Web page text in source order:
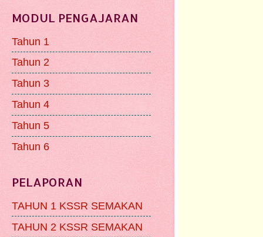
MODUL PENGAJARAN
Tahun 1
Tahun 2
Tahun 3
Tahun 4
Tahun 5
Tahun 6
PELAPORAN
TAHUN 1 KSSR SEMAKAN
TAHUN 2 KSSR SEMAKAN